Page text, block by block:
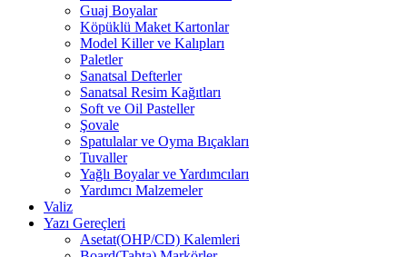
Guaj Boyalar
Köpüklü Maket Kartonlar
Model Killer ve Kalıpları
Paletler
Sanatsal Defterler
Sanatsal Resim Kağıtları
Soft ve Oil Pasteller
Şovale
Spatulalar ve Oyma Bıçakları
Tuvaller
Yağlı Boyalar ve Yardımcıları
Yardımcı Malzemeler
Valiz
Yazı Gereçleri
Asetat(OHP/CD) Kalemleri